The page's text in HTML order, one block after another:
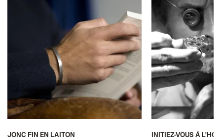
JONC FIN EN LAITON
INITIEZ-VOUS À